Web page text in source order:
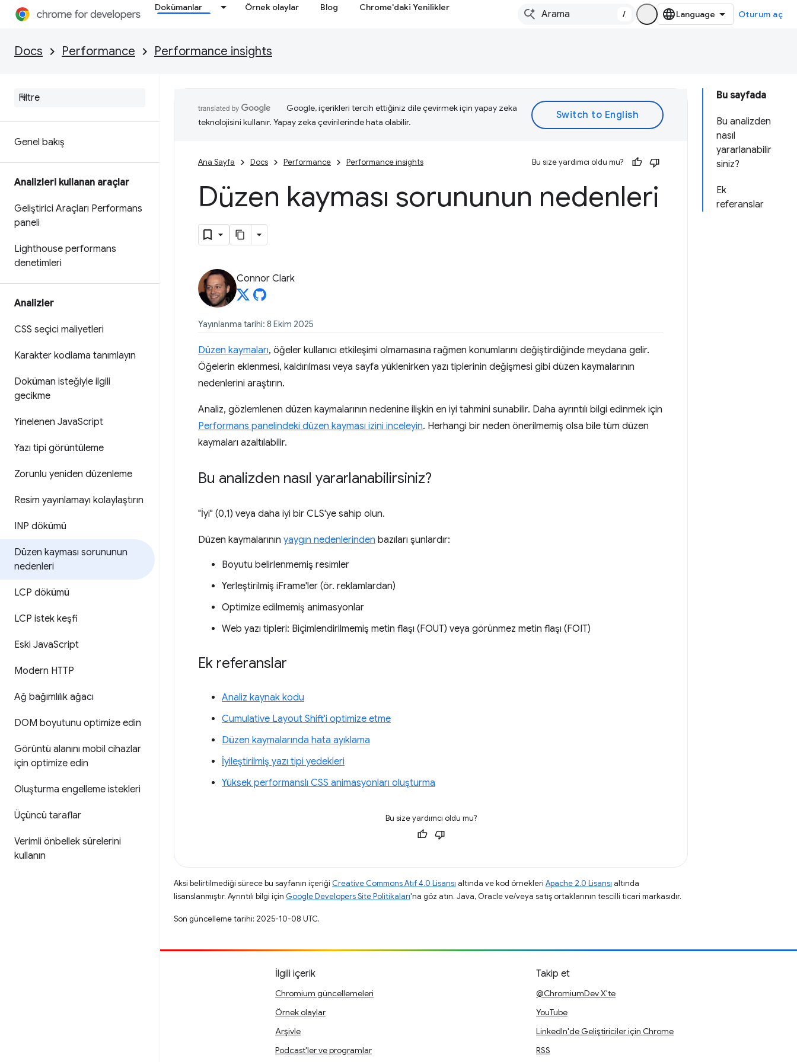
Dokümanlar Örnek olaylar Blog Chrome'daki Yenilikler
/ Oturum aç
Docs Performance Performance insights
Genel bakış
Analizleri kullanan araçlar
Geliştirici Araçları Performans
paneli
Lighthouse performans
denetimleri
Analizler
CSS seçici maliyetleri
Karakter kodlama tanımlayın
Doküman isteğiyle ilgili
gecikme
Yinelenen JavaScript
Yazı tipi görüntüleme
Zorunlu yeniden düzenleme
Resim yayınlamayı kolaylaştırın
INP dökümü
Düzen kayması sorununun
nedenleri
LCP dökümü
LCP istek keşfi
Eski JavaScript
Modern HTTP
Ağ bağımlılık ağacı
DOM boyutunu optimize edin
Görüntü alanını mobil cihazlar
için optimize edin
Oluşturma engelleme istekleri
Üçüncü taraflar
Verimli önbellek sürelerini
kullanın
Bu sayfada
Bu analizden
nasıl
yararlanabilir
siniz?
Ek
referanslar
Google, içerikleri tercih ettiğiniz dile çevirmek için yapay zeka
teknolojisini kullanır. Yapay zeka çevirilerinde hata olabilir.
Ana Sayfa Docs Performance Performance insights Bu size yardımcı oldu mu?
Düzen kayması sorununun nedenleri
Connor Clark
Yayınlanma tarihi: 8 Ekim 2025
Düzen kaymaları, öğeler kullanıcı etkileşimi olmamasına rağmen konumlarını değiştirdiğinde meydana gelir.
Öğelerin eklenmesi, kaldırılması veya sayfa yüklenirken yazı tiplerinin değişmesi gibi düzen kaymalarının
nedenlerini araştırın.
Analiz, gözlemlenen düzen kaymalarının nedenine ilişkin en iyi tahmini sunabilir. Daha ayrıntılı bilgi edinmek için
Performans panelindeki düzen kayması izini inceleyin. Herhangi bir neden önerilmemiş olsa bile tüm düzen
kaymaları azaltılabilir.
Bu analizden nasıl yararlanabilirsiniz?
"İyi" (0,1) veya daha iyi bir CLS'ye sahip olun.
Düzen kaymalarının yaygın nedenlerinden bazıları şunlardır:
Boyutu belirlenmemiş resimler
Yerleştirilmiş iFrame'ler (ör. reklamlardan)
Optimize edilmemiş animasyonlar
Web yazı tipleri: Biçimlendirilmemiş metin flaşı (FOUT) veya görünmez metin flaşı (FOIT)
Ek referanslar
Analiz kaynak kodu
Cumulative Layout Shift'i optimize etme
Düzen kaymalarında hata ayıklama
İyileştirilmiş yazı tipi yedekleri
Yüksek performanslı CSS animasyonları oluşturma
Bu size yardımcı oldu mu?
Aksi belirtilmediği sürece bu sayfanın içeriği Creative Commons Atıf 4.0 Lisansı altında ve kod örnekleri Apache 2.0 Lisansı altında
lisanslanmıştır. Ayrıntılı bilgi için Google Developers Site Politikaları'na göz atın. Java, Oracle ve/veya satış ortaklarının tescilli ticari markasıdır.
Son güncelleme tarihi: 2025-10-08 UTC.
İlgili içerik
Chromium güncellemeleri
Örnek olaylar
Arşivle
Podcast'ler ve programlar
Takip et
@ChromiumDev X'te
YouTube
LinkedIn'de Geliştiriciler için Chrome
RSS